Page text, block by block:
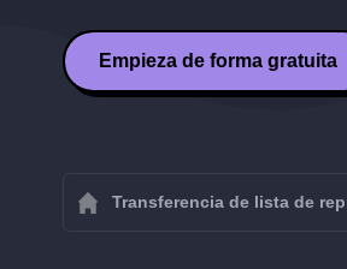
Empieza de forma gratuita
Transferencia de lista de